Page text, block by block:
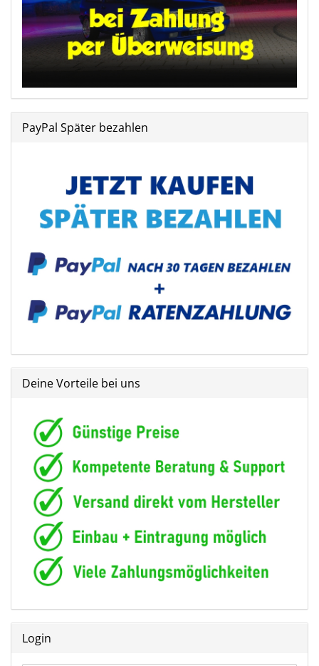
PayPal Später bezahlen
Deine Vorteile bei uns
Login